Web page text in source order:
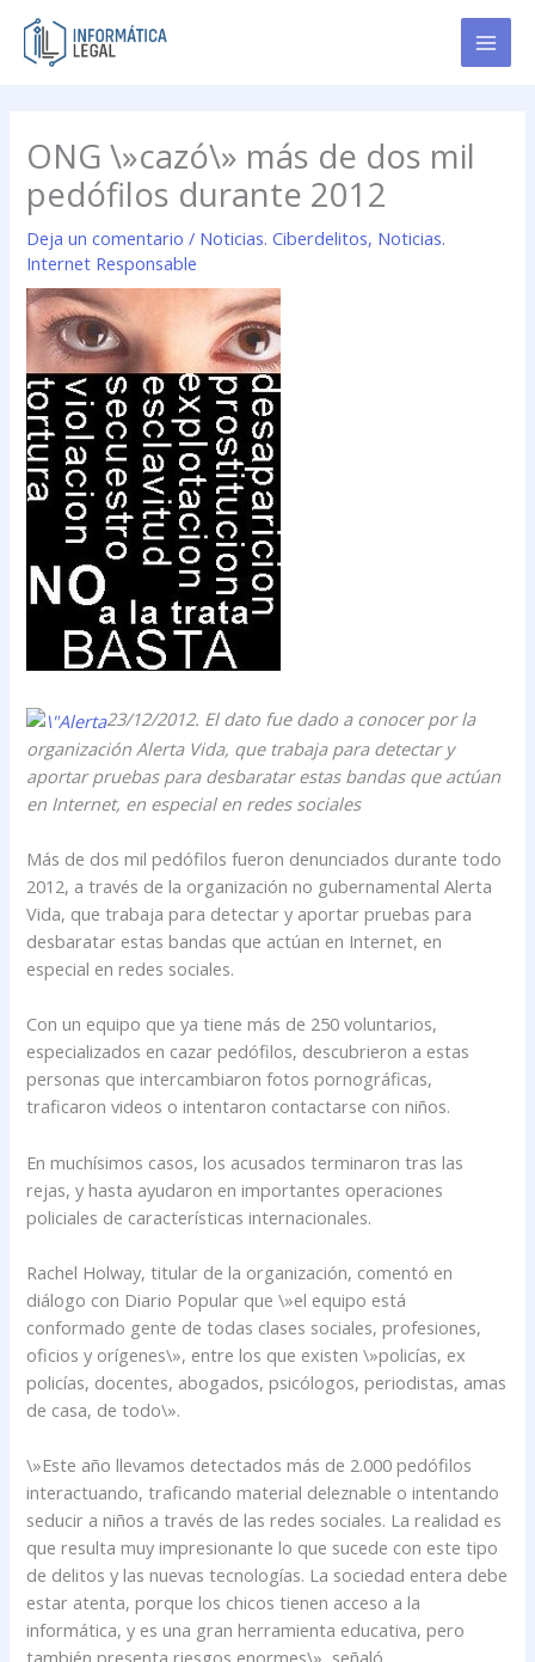
contenido
ONG \»cazó\» más de dos mil
pedófilos durante 2012
Deja un comentario / Noticias. Ciberdelitos, Noticias.
Internet Responsable
23/12/2012. El dato fue dado a conocer por la
organización Alerta Vida, que trabaja para detectar y
aportar pruebas para desbaratar estas bandas que actúan
en Internet, en especial en redes sociales
Más de dos mil pedófilos fueron denunciados durante todo
2012, a través de la organización no gubernamental Alerta
Vida, que trabaja para detectar y aportar pruebas para
desbaratar estas bandas que actúan en Internet, en
especial en redes sociales.
Con un equipo que ya tiene más de 250 voluntarios,
especializados en cazar pedófilos, descubrieron a estas
personas que intercambiaron fotos pornográficas,
traficaron videos o intentaron contactarse con niños.
En muchísimos casos, los acusados terminaron tras las
rejas, y hasta ayudaron en importantes operaciones
policiales de características internacionales.
Rachel Holway, titular de la organización, comentó en
diálogo con Diario Popular que \»el equipo está
conformado gente de todas clases sociales, profesiones,
oficios y orígenes\», entre los que existen \»policías, ex
policías, docentes, abogados, psicólogos, periodistas, amas
de casa, de todo\».
\»Este año llevamos detectados más de 2.000 pedófilos
interactuando, traficando material deleznable o intentando
seducir a niños a través de las redes sociales. La realidad es
que resulta muy impresionante lo que sucede con este tipo
de delitos y las nuevas tecnologías. La sociedad entera debe
estar atenta, porque los chicos tienen acceso a la
informática, y es una gran herramienta educativa, pero